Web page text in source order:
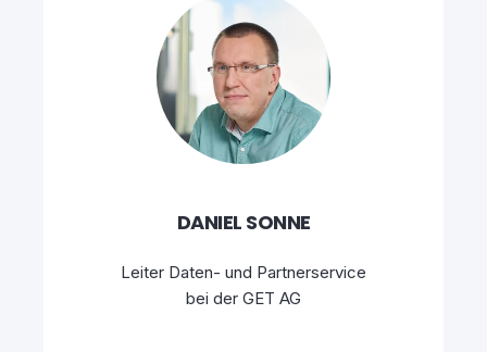
DANIEL SONNE
Leiter Daten- und Partnerservice
bei der GET AG